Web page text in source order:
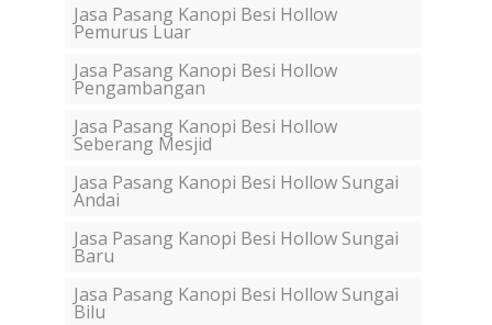
Jasa Pasang Kanopi Besi Hollow
Pemurus Luar
Jasa Pasang Kanopi Besi Hollow
Pengambangan
Jasa Pasang Kanopi Besi Hollow
Seberang Mesjid
Jasa Pasang Kanopi Besi Hollow Sungai
Andai
Jasa Pasang Kanopi Besi Hollow Sungai
Baru
Jasa Pasang Kanopi Besi Hollow Sungai
Bilu